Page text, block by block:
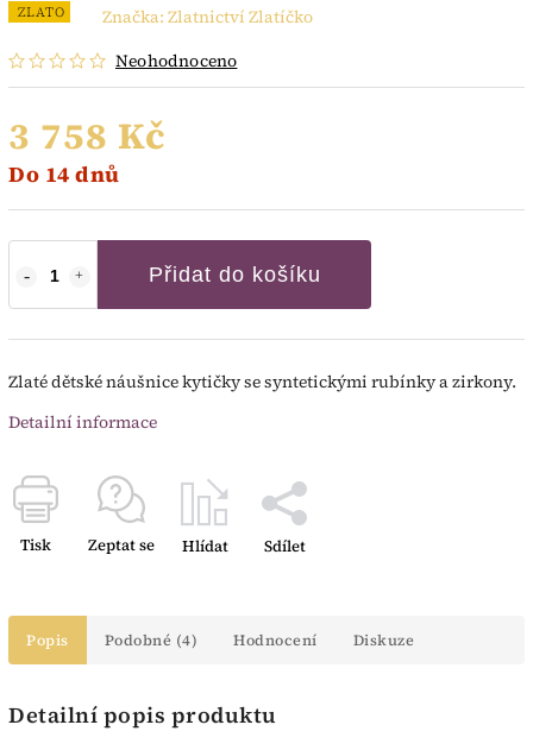
ZLATO
Neohodnoceno
Značka: Zlatnictví Zlatíčko
3 758 Kč
Do 14 dnů
Přidat do košíku
Zlaté dětské náušnice kytičky se syntetickými rubínky a zirkony.
Detailní informace
Tisk Zeptat se Hlídat Sdílet
Popis Podobné (4) Hodnocení Diskuze
Detailní popis produktu